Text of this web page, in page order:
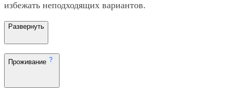
избежать неподходящих вариантов.
Развернуть
Проживание